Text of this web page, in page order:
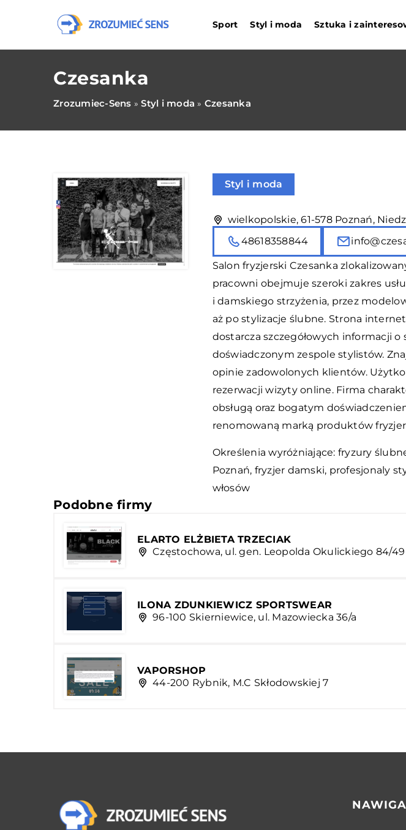
Sport Styl i moda Sztuka i
Czesanka
Zrozumiec-Sens »Styl i moda » Czesanka
Styl i moda
wielkopolskie, 61-578 Poznań,
48618358844
Salon fryzjerski Czesanka
pracowni obejmuje szeroki zakres
i damskiego strzyżenia, przez
aż po stylizacje ślubne. Strona
dostarcza szczegółowych informacji o
doświadczonym zespole stylistów.
opinie zadowolonych klientów.
rezerwacji wizyty online. Firma
obsługą oraz bogatym
renomowaną marką produktów
Określenia wyróżniające: fryzury
Poznań, fryzjer damski, profesjonaly
włosów
Podobne firmy
ELARTO ELŻBIETA TRZECIAK
Częstochowa, ul. gen. Leopolda Okulickiego 84/49
ILONA ZDUNKIEWICZ SPORTSWEAR
96-100 Skierniewice, ul. Mazowiecka 36/a
VAPORSHOP
44-200 Rybnik, M.C Skłodowskiej 7